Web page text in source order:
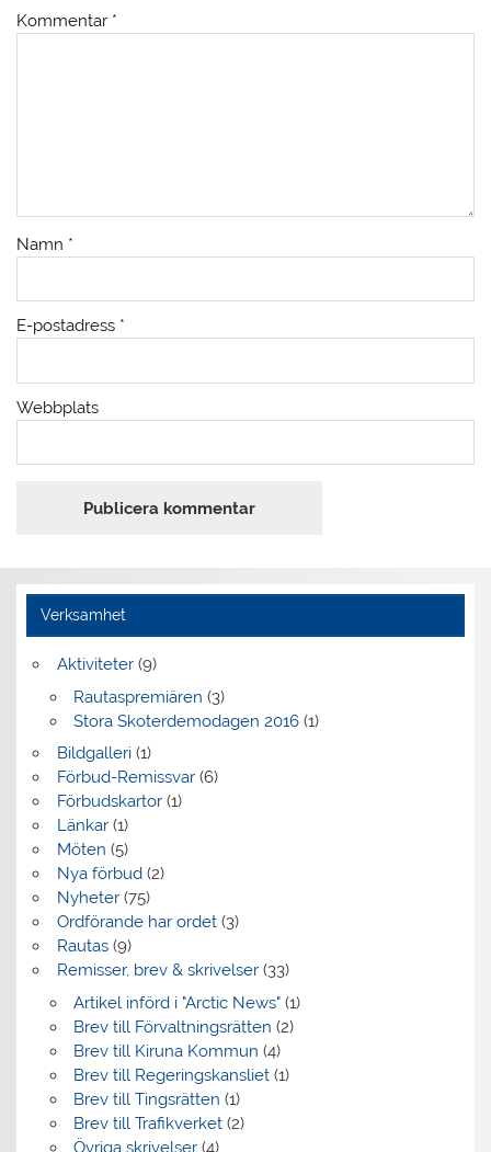
Kommentar *
Namn *
E-postadress *
Webbplats
Verksamhet
Aktiviteter(9)
Rautaspremiären (3)
Stora Skoterdemodagen 2016(1)
Bildgalleri(1)
Förbud-Remissvar(6)
Förbudskartor(1)
Länkar(1)
Möten (5)
Nya förbud(2)
Nyheter(75)
Ordförande har ordet(3)
Rautas(9)
Remisser, brev & skrivelser(33)
Artikel införd i "Arctic News"(1)
Brev till Förvaltningsrätten (2)
Brev till Kiruna Kommun (4)
Brev till Regeringskansliet(1)
Brev till Tingsrätten (1)
Brev till Trafikverket(2)
Övriga skrivelser(4)